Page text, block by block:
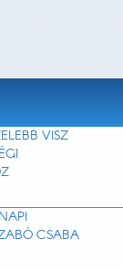
VISZ
CSABA